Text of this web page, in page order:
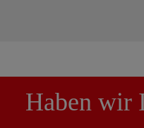
Haben wir